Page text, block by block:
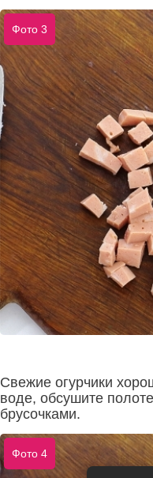
Фото 3
Свежие огурчики
воде, обсушите
брусочками.
Фото 4